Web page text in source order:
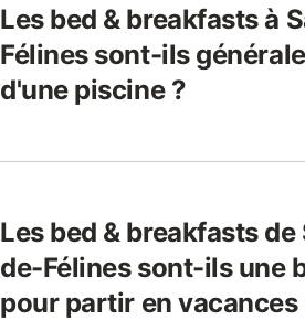
Les bed & breakfasts à
Félines sont-ils
d'une piscine ?
Les bed & breakfasts
de-Félines sont-ils une
pour partir en vacances